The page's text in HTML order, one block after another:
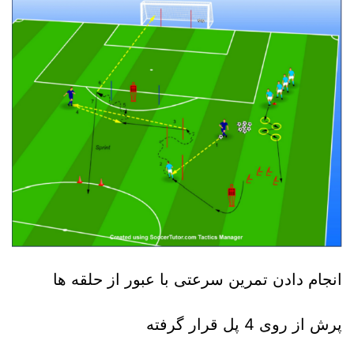
انجام دادن تمرین سرعتی با عبور از حلقه ها
پرش از روی 4 پل قرار گرفته